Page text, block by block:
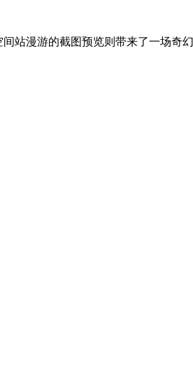
站漫游的截图预览则带来了一场奇